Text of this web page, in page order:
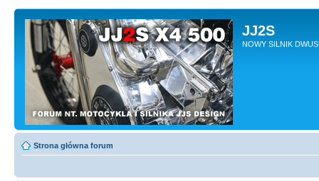
JJ2S
NOWY SILNIK
Strona główna forum